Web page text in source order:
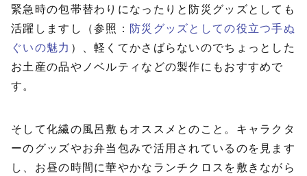
緊急時の包帯替わりになったりと防災グッズとしても
活躍しますし（参照： 防災グッズとしての役立つ手ぬ
ぐいの魅力 ）、軽くてかさばらないのでちょっとした
お土産の品やノベルティなどの製作にもおすすめで
す。
そして化繊の風呂敷もオススメとのこと。キャラクタ
ーのグッズやお弁当包みで活用されているのを見ます
し、お昼の時間に華やかなランチクロスを敷きながら